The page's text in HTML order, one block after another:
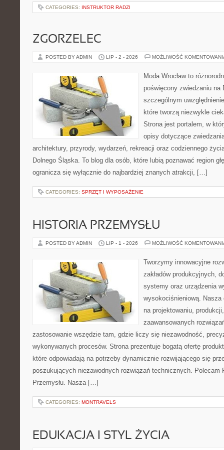
CATEGORIES: INSTRUKTOR RADZI
ZGORZELEC
POSTED BY ADMIN LIP - 2 - 2026 MOŻLIWOŚĆ
Moda Wrocław to
poświęcony zwiedzaniu na
szczególnym
które tworzą niezwykle
Strona jest portalem, w
opisy dotyczące
architektury, przyrody, wydarzeń, rekreacji oraz codziennego
Dolnego Śląska. To blog dla osób, które lubią poznawać region
ogranicza się wyłącznie do najbardziej znanych atrakcji, […]
CATEGORIES: SPRZĘT I WYPOSAŻENIE
HISTORIA PRZEMYSŁU
POSTED BY ADMIN LIP - 1 - 2026 MOŻLIWOŚĆ
Tworzymy innowacyjne
zakładów produkcyjnych,
systemy oraz urządzenia
wysokociśnieniową. Nasza
na projektowaniu,
zaawansowanych
zastosowanie wszędzie tam, gdzie liczy się niezawodność,
wykonywanych procesów. Strona prezentuje bogatą ofertę
które odpowiadają na potrzeby dynamicznie rozwijającego się
poszukujących niezawodnych rozwiązań technicznych. Polecam
Przemysłu. Nasza […]
CATEGORIES: MONTRAVELS
EDUKACJA I STYL ŻYCIA